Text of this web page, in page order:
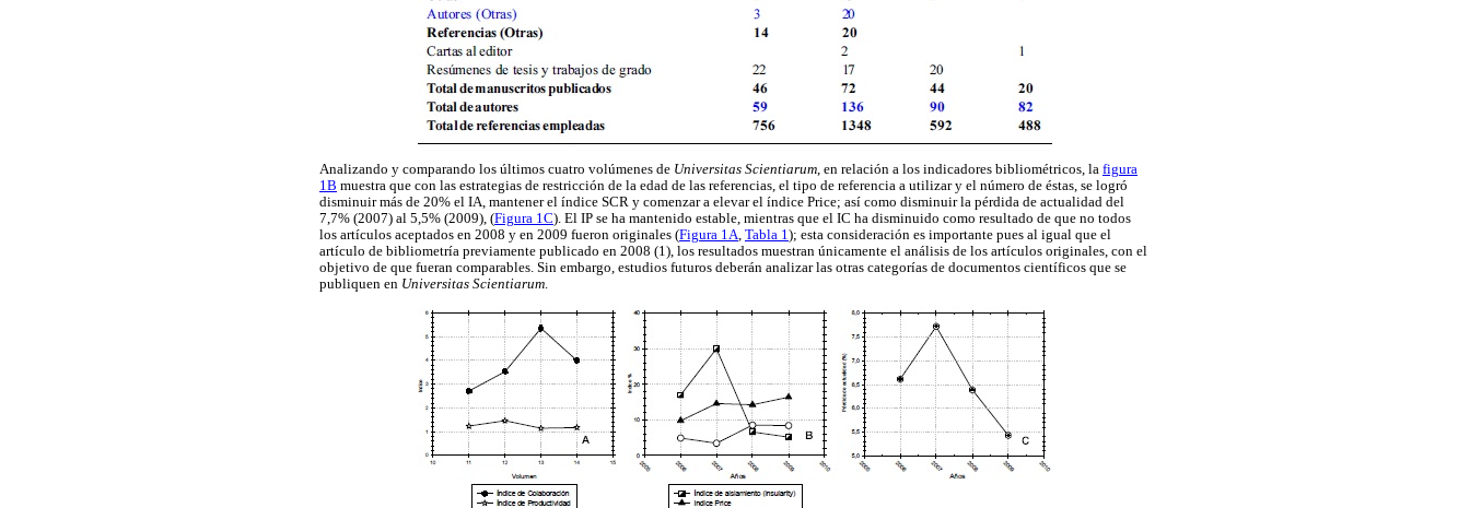
Analizando y comparando los últimos cuatro volúmenes de Universitas Scientiarum , en relación a los indicadores bibliométricos, la figura
1B muestra que con las estrategias de restricción de la edad de las referencias, el tipo de referencia a utilizar y el número de éstas, se logró
disminuir más de 20% el IA, mantener el índice SCR y comenzar a elevar el índice Price; así como disminuir la pérdida de actualidad del
7,7% (2007) al 5,5% (2009), (Figura 1C). El IP se ha mantenido estable, mientras que el IC ha disminuido como resultado de que no todos
los artículos aceptados en 2008 y en 2009 fueron originales (Figura 1A Tabla 1 ); esta consideración es importante pues al igual que el
artículo de bibliometría previamente publicado en 2008 (1), los resultados muestran únicamente el análisis de los artículos originales, con el
objetivo de que fueran comparables. Sin embargo, estudios futuros deberán analizar las otras categorías de documentos científicos que se
publiquen en Universitas Scientiarum